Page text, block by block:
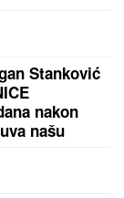
Stanković
nakon
našu